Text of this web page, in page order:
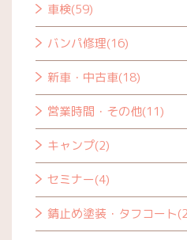
車検(59)
バンパ修理(16)
新車・中古車(18)
営業時間・その他(11)
キャンプ(2)
セミナー(4)
錆止め塗装・タフコート